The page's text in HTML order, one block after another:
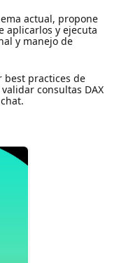
actual, propone
aplicarlos y ejecuta
y manejo de
best practices de
consultas DAX